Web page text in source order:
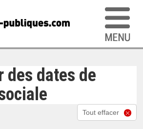
des dates de
Tout effacer